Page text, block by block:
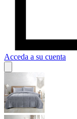
Acceda a su cuenta